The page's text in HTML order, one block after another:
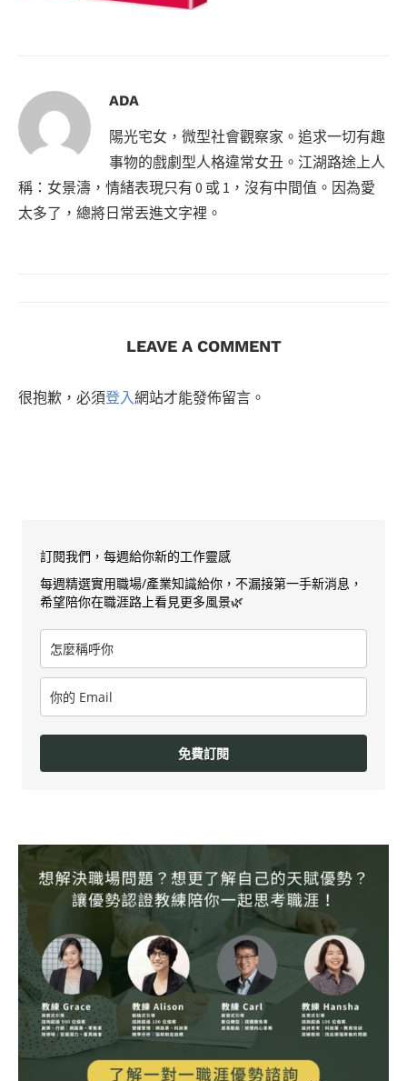
ADA
陽光宅女，微型社會觀察家。追求一切有趣
事物的戲劇型人格違常女丑。江湖路途上人
稱：女景濤，情緒表現只有 0 或 1，沒有中間值。因為愛
太多了，總將日常丟進文字裡。
LEAVE A COMMENT
很抱歉，必須登入網站才能發佈留言。
訂閱我們，每週給你新的工作靈感
每週精選實用職場/產業知識給你，不漏接第一手新消息，
希望陪你在職涯路上看見更多風景🌿
免費訂閱